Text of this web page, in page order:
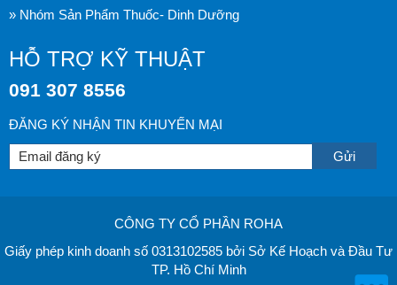
» Nhóm Sản Phẩm Thuốc- Dinh Dưỡng
HỖ TRỢ KỸ THUẬT
091 307 8556
ĐĂNG KÝ NHẬN TIN KHUYẾN MẠI
CÔNG TY CỔ PHẦN ROHA
Giấy phép kinh doanh số 0313102585 bởi Sở Kế Hoạch và Đầu Tư
TP. Hồ Chí Minh